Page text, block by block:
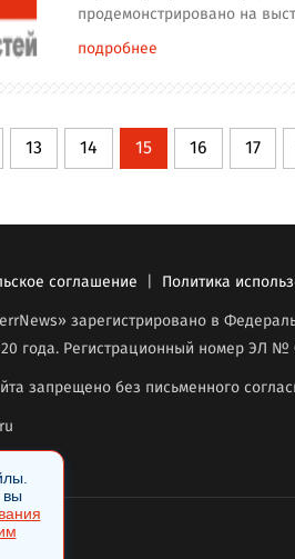
продемонстрировано на
подробнее
13 14 15 16 17
соглашение | Политика
зарегистрировано в
года. Регистрационный номер ЭЛ №
запрещено без письменного
вы